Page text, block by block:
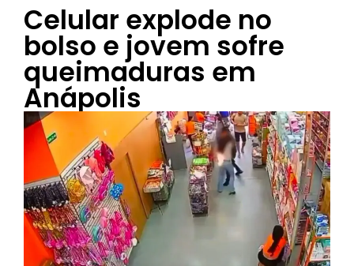
Celular explode no
bolso e jovem sofre
queimaduras em
Anápolis